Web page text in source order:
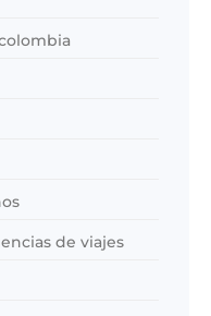
de viajes